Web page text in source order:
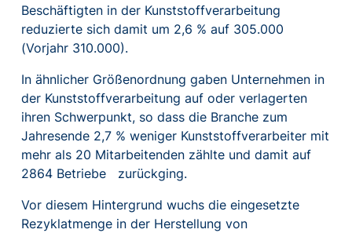
Beschäftigten in der Kunststoffverarbeitung
reduzierte sich damit um 2,6 % auf 305.000
(Vorjahr 310.000).
In ähnlicher Größenordnung gaben Unternehmen in
der Kunststoffverarbeitung auf oder verlagerten
ihren Schwerpunkt, so dass die Branche zum
Jahresende 2,7 % weniger Kunststoffverarbeiter mit
mehr als 20 Mitarbeitenden zählte und damit auf
2864 Betriebe zurückging.
Vor diesem Hintergrund wuchs die eingesetzte
Rezyklatmenge in der Herstellung von